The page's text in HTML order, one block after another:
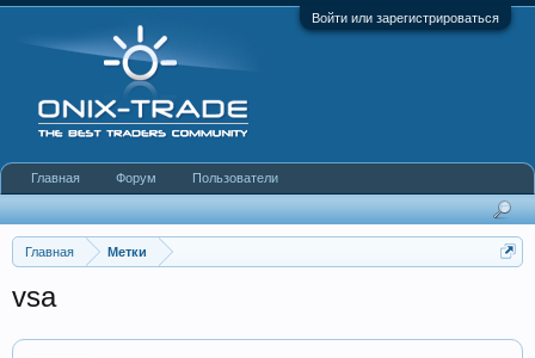
Войти или зарегистрироваться
Главная Метки
vsa
Главная Форум Пользователи